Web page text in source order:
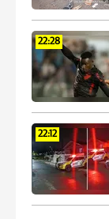
22:28
22:12